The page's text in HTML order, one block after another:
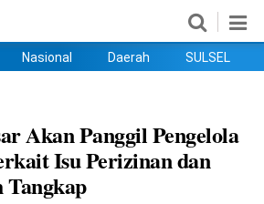
Nasional Daerah SULSEL
Akan Panggil Pengelola
Isu Perizinan dan
Tangkap